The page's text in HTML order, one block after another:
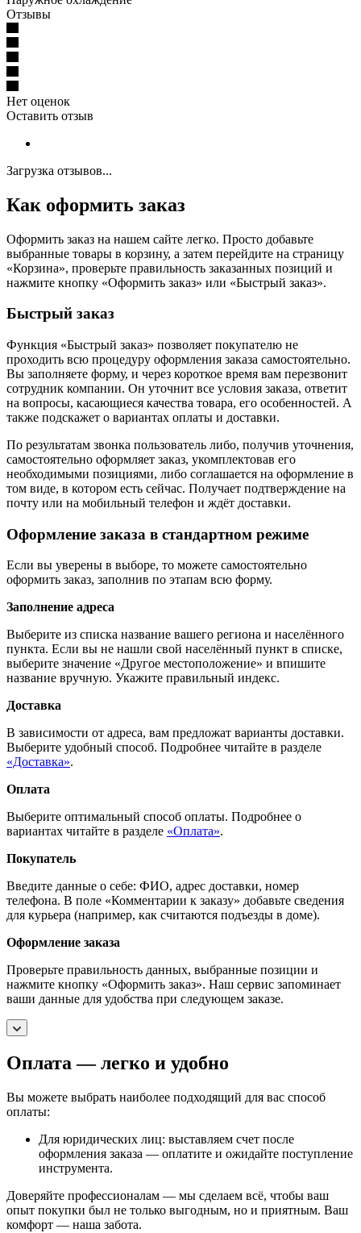
Отзывы
Нет оценок
Оставить отзыв
Загрузка отзывов...
Как оформить заказ
Оформить заказ на нашем сайте легко. Просто добавьте
выбранные товары в корзину, а затем перейдите на страницу
«Корзина», проверьте правильность заказанных позиций и
нажмите кнопку «Оформить заказ» или «Быстрый заказ».
Быстрый заказ
Функция «Быстрый заказ» позволяет покупателю не
проходить всю процедуру оформления заказа самостоятельно.
Вы заполняете форму, и через короткое время вам перезвонит
сотрудник компании. Он уточнит все условия заказа, ответит
на вопросы, касающиеся качества товара, его особенностей. А
также подскажет о вариантах оплаты и доставки.
По результатам звонка пользователь либо, получив уточнения,
самостоятельно оформляет заказ, укомплектовав его
необходимыми позициями, либо соглашается на оформление в
том виде, в котором есть сейчас. Получает подтверждение на
почту или на мобильный телефон и ждёт доставки.
Оформление заказа в стандартном режиме
Если вы уверены в выборе, то можете самостоятельно
оформить заказ, заполнив по этапам всю форму.
Заполнение адреса
Выберите из списка название вашего региона и населённого
пункта. Если вы не нашли свой населённый пункт в списке,
выберите значение «Другое местоположение» и впишите
название вручную. Укажите правильный индекс.
Доставка
В зависимости от адреса, вам предложат варианты доставки.
Выберите удобный способ. Подробнее читайте в разделе
«Доставка».
Оплата
Выберите оптимальный способ оплаты. Подробнее о
вариантах читайте в разделе «Оплата».
Покупатель
Введите данные о себе: ФИО, адрес доставки, номер
телефона. В поле «Комментарии к заказу» добавьте сведения
для курьера (например, как считаются подъезды в доме).
Оформление заказа
Проверьте правильность данных, выбранные позиции и
нажмите кнопку «Оформить заказ». Наш сервис запоминает
ваши данные для удобства при следующем заказе.
Оплата — легко и удобно
Вы можете выбрать наиболее подходящий для вас способ
оплаты:
Для юридических лиц: выставляем счет после
оформления заказа — оплатите и ожидайте поступление
инструмента.
Доверяйте профессионалам — мы сделаем всё, чтобы ваш
опыт покупки был не только выгодным, но и приятным. Ваш
комфорт — наша забота.